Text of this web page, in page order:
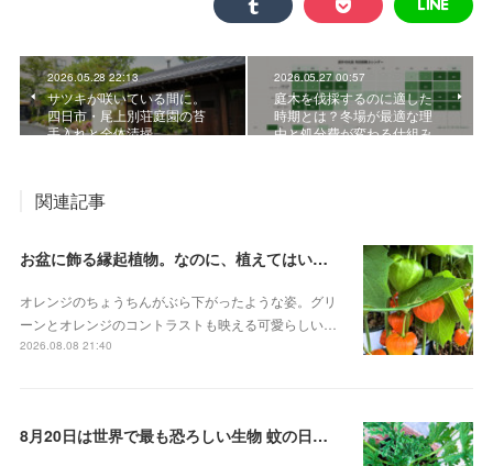
2026.05.28 22:13
サツキが咲いている間に。
四日市・尾上別荘庭園の苔
手入れと全体清掃
2026.05.27 00:57
庭木を伐採するのに適した
時期とは？冬場が最適な理
由と処分費が変わる仕組み
関連記事
お盆に飾る縁起植物。なのに、植えてはいけない？その理由 ホオズキ
オレンジのちょうちんがぶら下がったような姿。グリ
ーンとオレンジのコントラストも映える可愛らしい…
2026.08.08 21:40
8月20日は世界で最も恐ろしい生物 蚊の日！？。蚊連草・蚊嫌草 センテッドゼラニウム